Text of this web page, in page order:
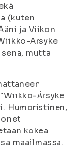
(kuten
ja Viikon
Ärsyke
mutta
Wiikko-Ärsyke
Humoristinen,
kokea
maailmassa.